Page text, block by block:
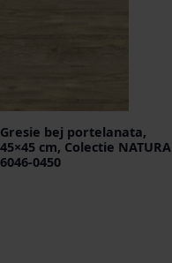
Gresie bej portelanata,
45×45 cm, Colectie NATURA
6046-0450